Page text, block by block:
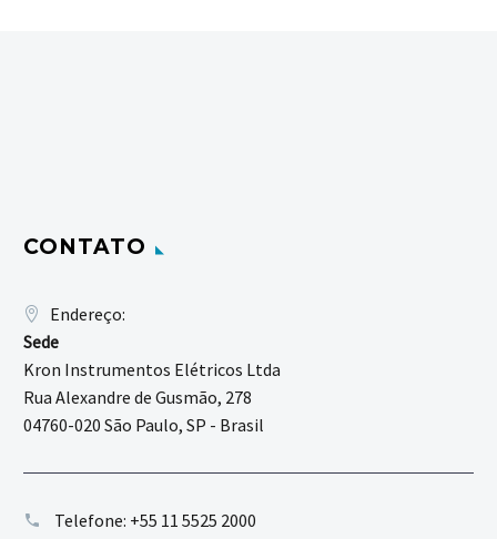
CONTATO
Endereço:
Sede
Kron Instrumentos Elétricos Ltda
Rua Alexandre de Gusmão, 278
04760-020 São Paulo, SP - Brasil
Telefone: +55 11 5525 2000